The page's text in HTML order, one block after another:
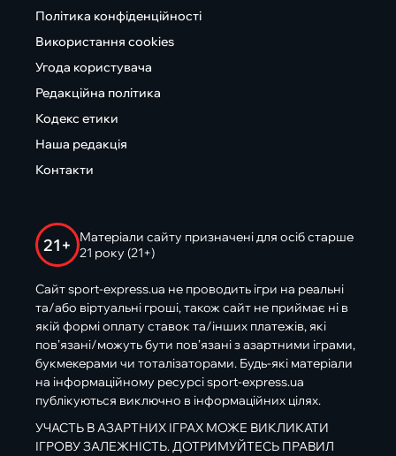
Політика конфіденційності
Використання cookies
Угода користувача
Редакційна політика
Кодекс етики
Наша редакція
Контакти
21+
Матеріали сайту призначені для осіб старше
21 року (21+)
Сайт sport-express.ua не проводить ігри на реальні
та/або віртуальні гроші, також сайт не приймає ні в
якій формі оплату ставок та/інших платежів, які
пов’язані/можуть бути пов’язані з азартними іграми,
букмекерами чи тоталізаторами. Будь-які матеріали
на інформаційному ресурсі sport-express.ua
публікуються виключно в інформаційних цілях.
УЧАСТЬ В АЗАРТНИХ ІГРАХ МОЖЕ ВИКЛИКАТИ
ІГРОВУ ЗАЛЕЖНІСТЬ. ДОТРИМУЙТЕСЬ ПРАВИЛ